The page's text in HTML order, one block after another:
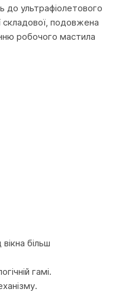
до ультрафіолетового
складової, подовжена
робочого мастила
більш
гамі.